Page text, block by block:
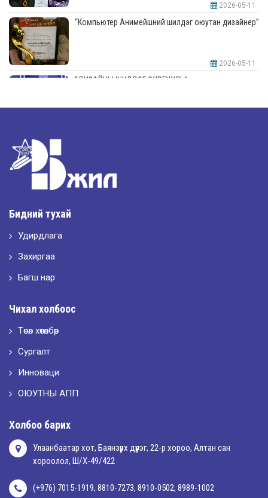
2026-05-11
“Компьютер Анимейшний шилдэг оюутан дизайнер”
2026-05-11
“ДИЗАЙНЫ ШИЛДЭГ СУРГУУЛЬ”-аар шалгарлаа
“ХҮСЛЭН 2026” хувцас загварын улсын уралдаан,
Бидний тухай
Удирдлага
Захиргаа
Багш нар
Чихал холбоос
Төсөл хөтөлбөр
Сургалт
Инноваци
ОЮУТНЫ АПП
Холбоо барих
Улаанбаатар хот, Баянзүрх дүүрэг, 22-р хороо, Алтан сан
хороолол, Ш/Х-49/422
(+976) 7015-1919, 8810-7273, 8910-0502, 8989-1002